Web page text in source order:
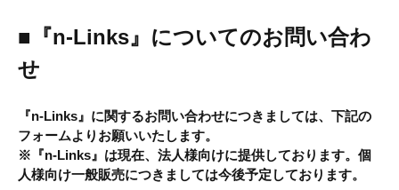
■『n-Links』についてのお問い合わ
せ
『n-Links』 に関するお問い合わせにつきましては、下記の
フォームよりお願いいたします。
※『n-Links』は現在、法人様向けに提供しております。個
人様向け一般販売につきましては今後予定しております。